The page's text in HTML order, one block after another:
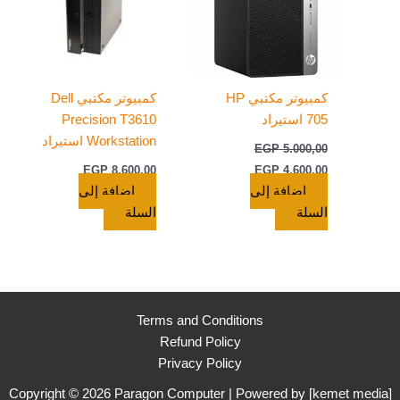
كمبيوتر مكتبي HP
705 استيراد
EGP5.000,00
EGP4.600,00
إضافة إلى
السلة
كمبيوتر مكتبي Dell
Precision T3610
Workstation استيراد
EGP8.600,00
إضافة إلى
السلة
Terms and Conditions
Refund Policy
Privacy Policy
Copyright © 2026 Paragon Computer | Powered by [kemet media]